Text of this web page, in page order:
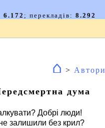
⌂ > Автори
дума
Добрі люди!
залишили без крил?